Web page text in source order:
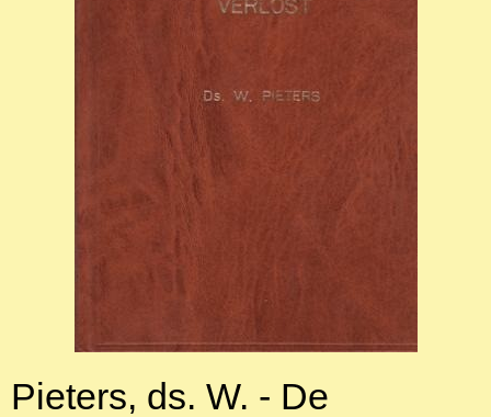
Pieters, ds. W. - De